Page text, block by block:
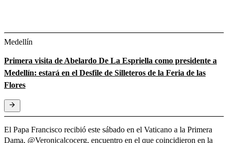
Medellín
Primera visita de Abelardo De La Espriella como presidente a
Medellín: estará en el Desfile de Silleteros de la Feria de las
Flores
El Papa Francisco recibió este sábado en el Vaticano a la Primera
Dama, @Veronicalcocerg, encuentro en el que coincidieron en la